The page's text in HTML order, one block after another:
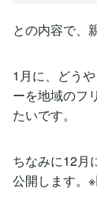
との内容で、
1月に、どう
ーを地域のフ
たいです。
ちなみに12月
公開します。※